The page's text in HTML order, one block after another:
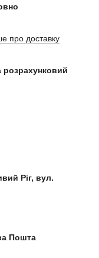
про доставку
розрахунковий
Ріг, вул.
Пошта